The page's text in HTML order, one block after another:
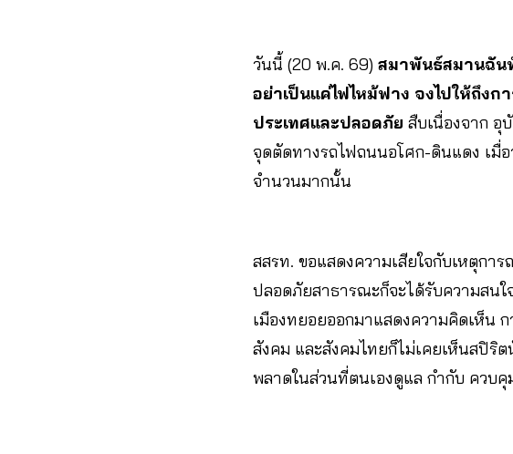
วันนี้ (20 พ.ค. 69) สมาพันธ์สมานฉัน
อย่าเป็นแค่ไฟไหม้ฟาง จงไปให้ถึง
ประเทศและปลอดภัย สืบเนื่องจาก อุ
จุดตัดทางรถไฟถนนอโศก-ดินแดง เมื่
จำนวนมากนั้น
สสรท. ขอแสดงความเสียใจกับเหตุกา
ปลอดภัยสาธารณะก็จะได้รับความสน
เมืองทยอยออกมาแสดงความคิดเห็น
สังคม และสังคมไทยก็ไม่เคยเห็นสปิริ
พลาดในส่วนที่ตนเองดูแล กำกับ ควบคุ